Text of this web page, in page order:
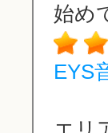
始め
EYS